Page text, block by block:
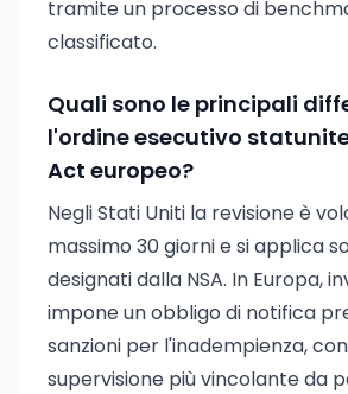
tramite un processo di
classificato.
Quali sono le principali
l'ordine esecutivo
Act europeo?
Negli Stati Uniti la revisione è
massimo 30 giorni e si applica
designati dalla NSA. In Europa,
impone un obbligo di notifica
sanzioni per l'inadempienza,
supervisione più vincolante da